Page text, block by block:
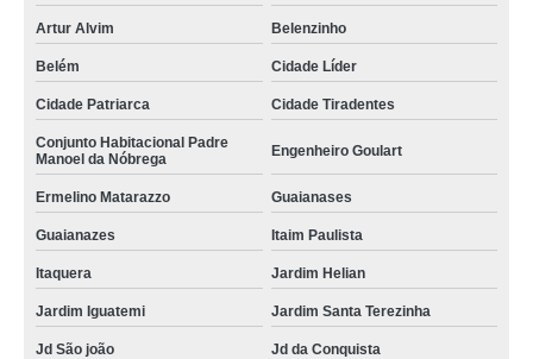
Artur Alvim Belenzinho
Belém Cidade Líder
Cidade Patriarca Cidade Tiradentes
Conjunto Habitacional Padre
Manoel da Nóbrega
Engenheiro Goulart
Ermelino Matarazzo Guaianases
Guaianazes Itaim Paulista
Itaquera Jardim Helian
Jardim Iguatemi Jardim Santa Terezinha
Jd São joão Jd da Conquista